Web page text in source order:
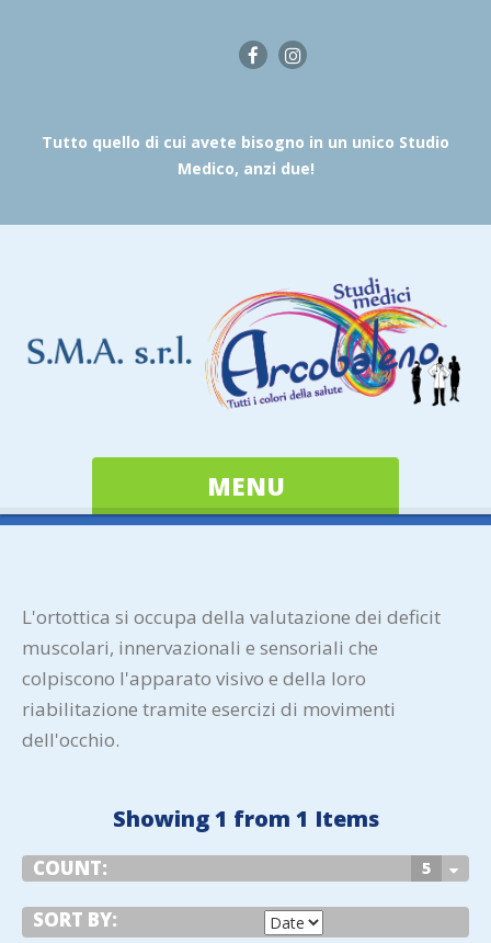
Tutto quello di cui avete bisogno in un unico Studio
Medico, anzi due!
MENU
L'ortottica si occupa della valutazione dei deficit
muscolari, innervazionali e sensoriali che
colpiscono l'apparato visivo e della loro
riabilitazione tramite esercizi di movimenti
dell'occhio.
Showing 1 from 1 Items
COUNT: 5
SORT BY: